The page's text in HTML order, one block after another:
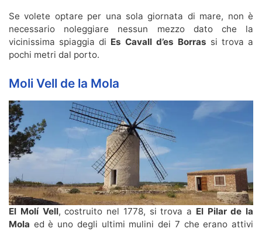
Se volete optare per una sola giornata di mare, non è
necessario noleggiare nessun mezzo dato che la
vicinissima spiaggia di Es Cavall d’es Borras si trova a
pochi metri dal porto.
Moli Vell de la Mola
El Molí Vell, costruito nel 1778, si trova a El Pilar de la
Mola ed è uno degli ultimi mulini dei 7 che erano attivi